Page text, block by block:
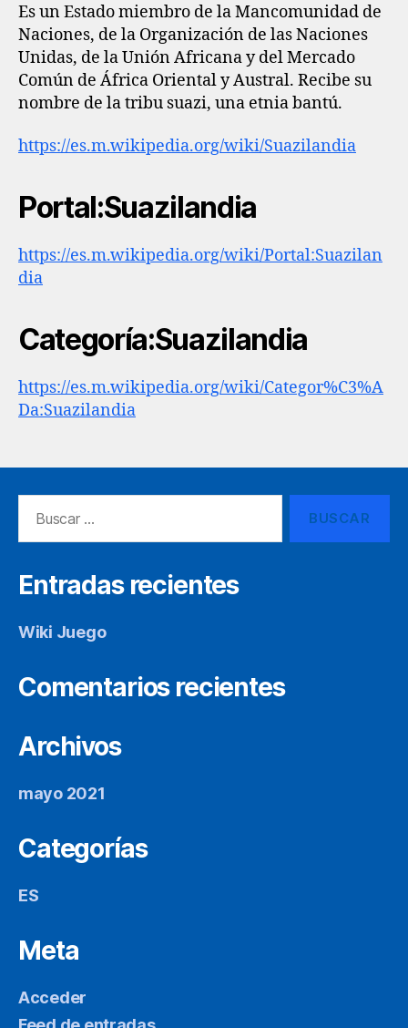
Es un Estado miembro de la Mancomunidad de
Naciones, de la Organización de las Naciones
Unidas, de la Unión Africana y del Mercado
Común de África Oriental y Austral. Recibe su
nombre de la tribu suazi, una etnia bantú.
https://es.m.wikipedia.org/wiki/Suazilandia
Portal:Suazilandia
https://es.m.wikipedia.org/wiki/Portal:Suazilan
dia
Categoría:Suazilandia
https://es.m.wikipedia.org/wiki/Categor%C3%A
Da:Suazilandia
Entradas recientes
Wiki Juego
Comentarios recientes
Archivos
mayo 2021
Categorías
ES
Meta
Acceder